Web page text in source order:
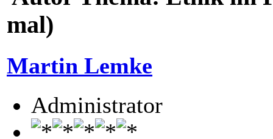
mal)
Martin Lemke
Administrator